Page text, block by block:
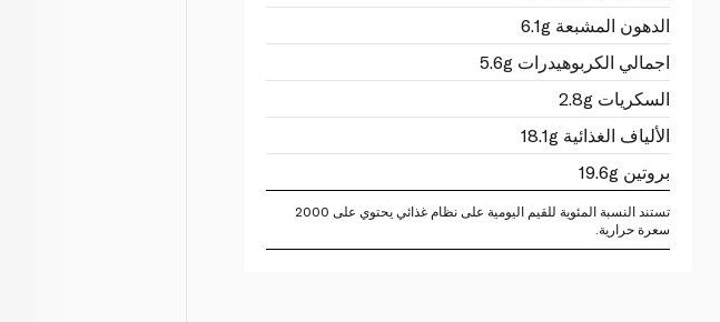
الدهون المشبعة 6.1g
اجمالي الكربوهيدرات 5.6g
السكريات 2.8g
الألياف الغذائية 18.1g
بروتين 19.6g
تستند النسبة المئوية للقيم اليومية على نظام غذائي يحتوي على 2000
سعرة حرارية.